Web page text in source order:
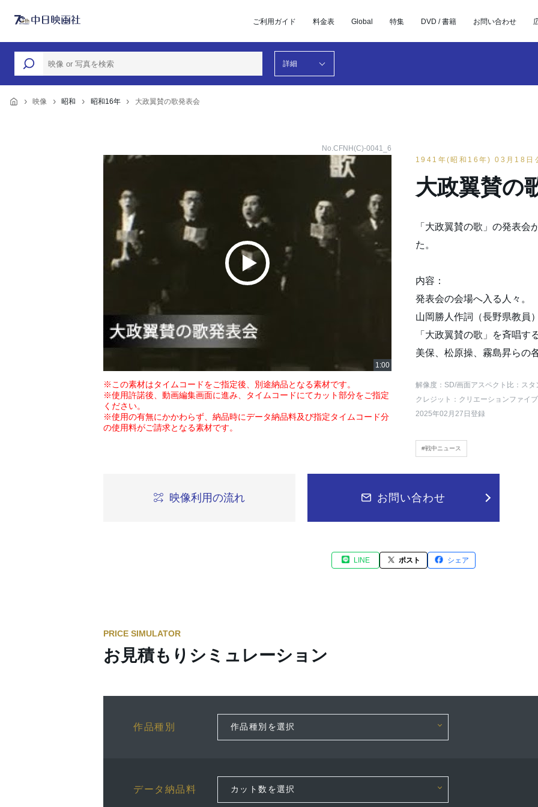
ご利用ガイド 料金表 Global 特集 DVD / 書籍 お問い合わせ
詳細
映像 昭和 昭和16年 大政翼賛の歌発表会
No.CFNH(C)-0041_6
※この素材はタイムコードをご指定後、別途納品となる素材です。
※使用許諾後、動画編集画面に進み、タイムコードにてカット部分をご指定
ください。
※使用の有無にかかわらず、納品時にデータ納品料及び指定タイムコード分
の使用料がご請求となる素材です。
1941年(昭和16年) 03月18日
大政翼賛の
「大政翼賛の歌」の発表
た。
内容：
発表会の会場へ入る人々。
山岡勝人作詞（長野県教員
「大政翼賛の歌」を斉唱
美保、松原操、霧島昇らの
解像度：SD/画面アスペクト比：スタ
クレジット：クリエーションファイ
2025年02月27日登録
#戦中ニュース
映像利用の流れ お問い合わせ
LINE ポスト シェア
PRICE SIMULATOR
お見積もりシミュレーション
作品種別
データ納品料